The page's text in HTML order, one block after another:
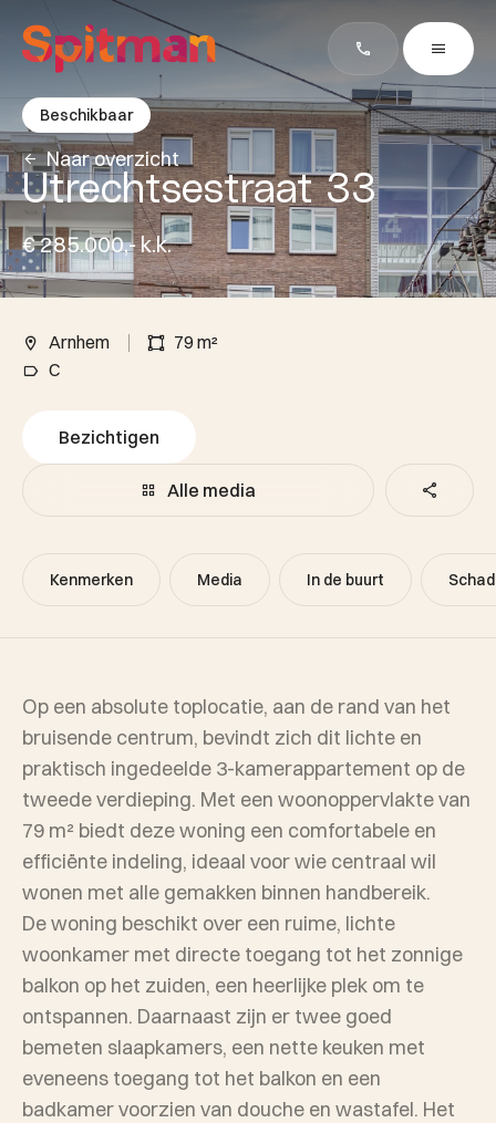
Naar overzicht
Beschikbaar
Utrechtsestraat 33
€ 285.000,- k.k.
Arnhem
79 m²
C
Bezichtigen
Alle media
Kenmerken Media In de buurt
Op een absolute toplocatie, aan de rand van het
bruisende centrum, bevindt zich dit lichte en
praktisch ingedeelde 3-kamerappartement op de
tweede verdieping. Met een woonoppervlakte van
79 m² biedt deze woning een comfortabele en
efficiënte indeling, ideaal voor wie centraal wil
wonen met alle gemakken binnen handbereik.
De woning beschikt over een ruime, lichte
woonkamer met directe toegang tot het zonnige
balkon op het zuiden, een heerlijke plek om te
ontspannen. Daarnaast zijn er twee goed
bemeten slaapkamers, een nette keuken met
eveneens toegang tot het balkon en een
badkamer voorzien van douche en wastafel. Het